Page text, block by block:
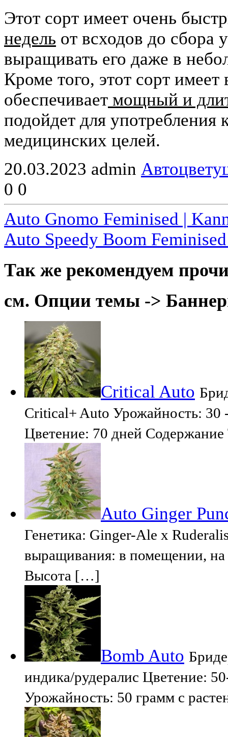
Этот сорт имеет очень
недель от всходов до сбора
выращивать его даже в
Кроме того, этот сорт
обеспечивает мощный и
подойдет для употребления
медицинских целей.
20.03.2023 admin
0 0
Auto Gnomo Feminised |
Auto Speedy Boom
Так же рекомендуем
см. Опции темы ->
Critical Auto
Critical+ Auto Урожайность: 30
Цветение: 70 дней
Auto Ginger
Генетика: Ginger-Ale x
выращивания: в помещении,
Высота […]
Bomb Auto
индика/рудералис Цветение:
Урожайность: 50 грамм с